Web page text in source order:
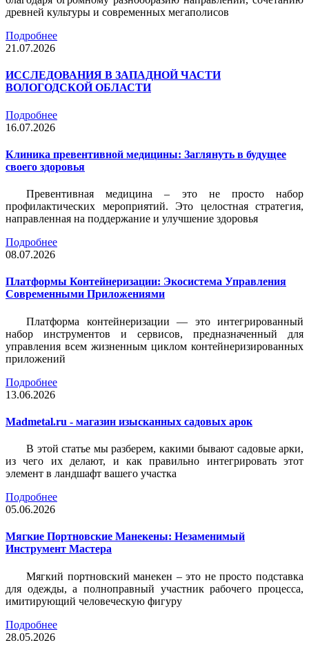
древней культуры и современных мегаполисов
Подробнее
21.07.2026
ИССЛЕДОВАНИЯ В ЗАПАДНОЙ ЧАСТИ
ВОЛОГОДСКОЙ ОБЛАСТИ
Подробнее
16.07.2026
Клиника превентивной медицины: Заглянуть в будущее
своего здоровья
Превентивная медицина – это не просто набор
профилактических мероприятий. Это целостная стратегия,
направленная на поддержание и улучшение здоровья
Подробнее
08.07.2026
Платформы Контейнеризации: Экосистема Управления
Современными Приложениями
Платформа контейнеризации — это интегрированный
набор инструментов и сервисов, предназначенный для
управления всем жизненным циклом контейнеризированных
приложений
Подробнее
13.06.2026
Madmetal.ru - магазин изысканных садовых арок
В этой статье мы разберем, какими бывают садовые арки,
из чего их делают, и как правильно интегрировать этот
элемент в ландшафт вашего участка
Подробнее
05.06.2026
Мягкие Портновские Манекены: Незаменимый
Инструмент Мастера
Мягкий портновский манекен – это не просто подставка
для одежды, а полноправный участник рабочего процесса,
имитирующий человеческую фигуру
Подробнее
28.05.2026